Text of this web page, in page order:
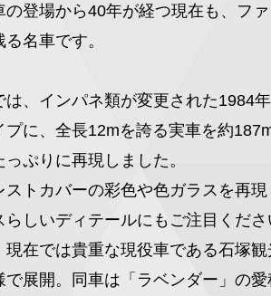
の登場から40年が経つ現在も、フ
名車です。
は、インパネ類が変更された1984
プに、全長12mを誇る実車を約
ぷりに再現しました。
ストカバーの彩色や色ガラスを再現
らしいディテールにもご注目くださ
現在では貴重な現役車である石塚
で展開。同車は「ラベンダー」の